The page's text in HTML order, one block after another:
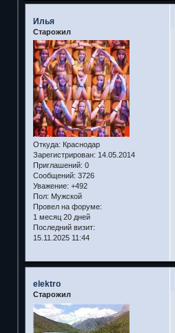
Илья
Старожил
Откуда: Краснодар
Зарегистрирован: 14.05.2014
Приглашений: 0
Сообщений: 3726
Уважение: +492
Пол: Мужской
Провел на форуме:
1 месяц 20 дней
Последний визит:
15.11.2025 11:44
elektro
Старожил